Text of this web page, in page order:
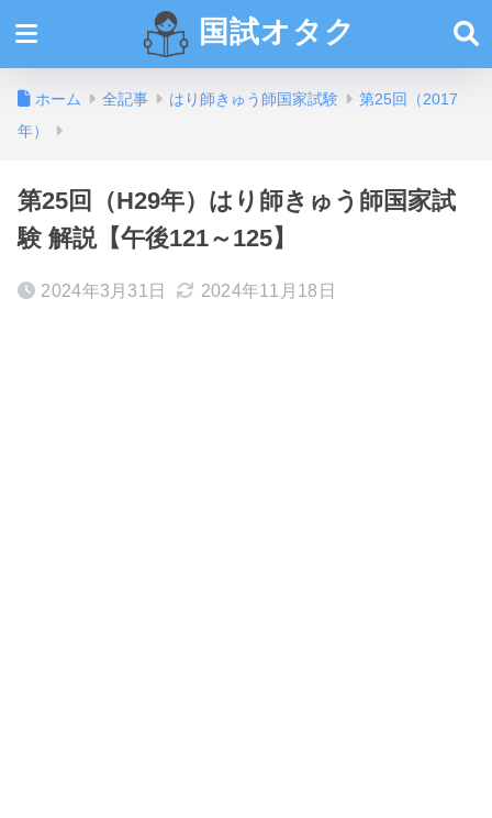
国試オタク
ホーム 全記事 はり師きゅう師国家試験
第25回（2017
年）
第25回（H29年）はり師きゅう師国家試
験 解説【午後121～125】
2024年3月31日 2024年11月18日